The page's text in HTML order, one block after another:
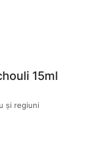
15ml
și regiuni